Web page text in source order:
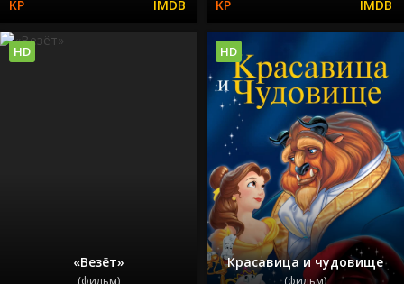
«Везёт»
(фильм)
HD
Красавица и чудовище
(фильм)
HD